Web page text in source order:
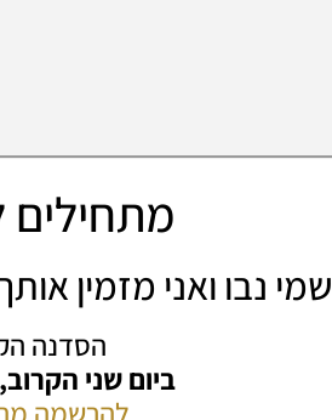
מתחילים
שמי נבו ואני מזמין
הסדנה
ביום שני הקרוב,